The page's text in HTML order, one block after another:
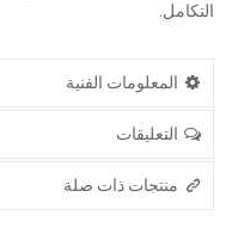
التكامل.
المعلومات الفنية
التعليقات
منتجات ذات صلة